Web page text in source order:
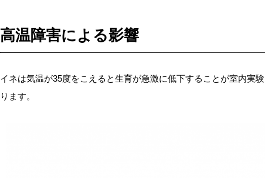
高温障害による影響
イネは気温が35度をこえると生育が急激に低下することが室内実
ります。